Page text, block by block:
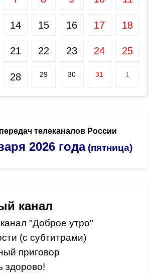
14 15 16 17 18
21 22 23 24 25
28 29 30 31 1
телеканалов России
2026 года (пятница)
канал
"Доброе утро"
(с субтитрами)
приговор
здорово!